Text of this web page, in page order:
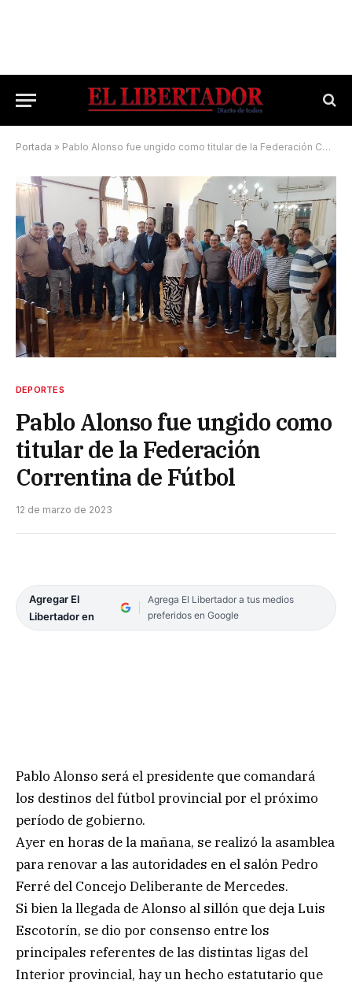
Portada » Pablo Alonso fue ungido como titular de la Federación Correntina de Fútbol
DEPORTES
Pablo Alonso fue ungido como
titular de la Federación
Correntina de Fútbol
12 de marzo de 2023
Agregar El
Libertador en
Agrega El Libertador a tus medios
preferidos en Google
Pablo Alonso será el presidente que comandará
los destinos del fútbol provincial por el próximo
período de gobierno.
Ayer en horas de la mañana, se realizó la asamblea
para renovar a las autoridades en el salón Pedro
Ferré del Concejo Deliberante de Mercedes.
Si bien la llegada de Alonso al sillón que deja Luis
Escotorín, se dio por consenso entre los
principales referentes de las distintas ligas del
Interior provincial, hay un hecho estatutario que